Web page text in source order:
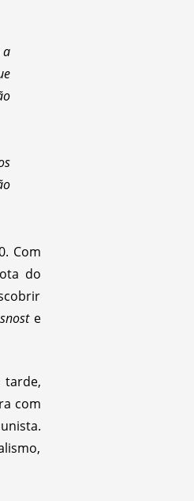
a
Com
do
e
tarde,
com